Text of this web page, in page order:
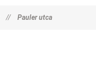
// Pauler utca